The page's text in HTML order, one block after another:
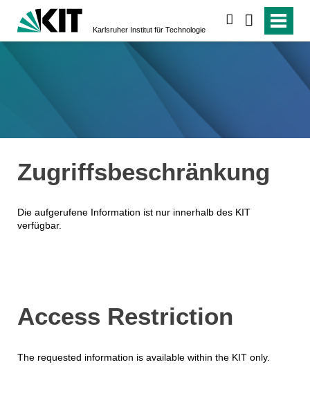
Karlsruher Institut für Technologie
Zugriffsbeschränkung
Die aufgerufene Information ist nur innerhalb des KIT
verfügbar.
Access Restriction
The requested information is available within the KIT only.